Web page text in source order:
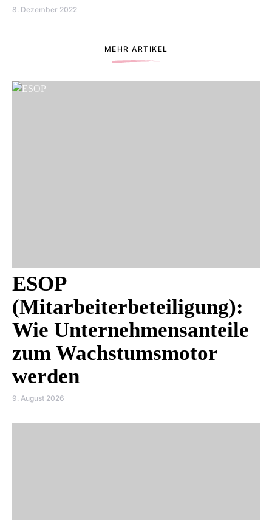
8. Dezember 2022
MEHR ARTIKEL
ESOP
(Mitarbeiterbeteiligung):
Wie Unternehmensanteile
zum Wachstumsmotor
werden
9. August 2026